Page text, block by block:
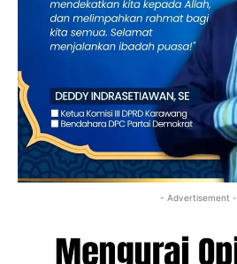
- Advertisement -